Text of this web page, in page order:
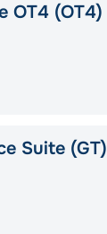
OT4 (OT4)
Suite (GT)